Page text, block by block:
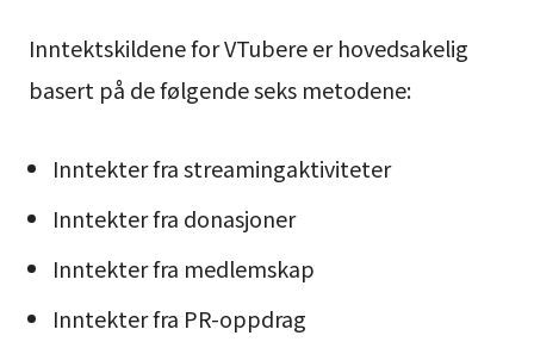
Inntektskildene for VTubere er hovedsakelig
basert på de følgende seks metodene:
Inntekter fra streamingaktiviteter
Inntekter fra donasjoner
Inntekter fra medlemskap
Inntekter fra PR-oppdrag